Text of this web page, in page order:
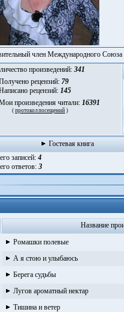
член Международного
произведений: 341
рецензий: 79
рецензий: 145
произведения читали: 16391
( протокол посещений )
Гостевая книга
записей: 4
ответов: 3
Название
Ромашки полевые
А я стою и улыбаюсь
Берега судьбы
Лугов ароматный нектар
Тишина и ветер